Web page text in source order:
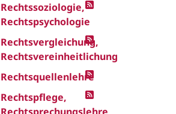
Rechtssoziologie,
Rechtspsychologie
Rechtsvergleichung,
Rechtsvereinheitlichung
Rechtsquellenlehre
Rechtspflege,